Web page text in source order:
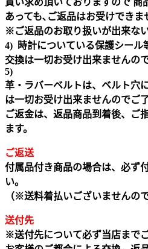
あっても､ご返品はお受けできま
※ご返品のお取り扱いが出来な
4) 時計についている保護シール
交換は一切お受け出来ませんの
5)
革・ラバーベルトは、ベルト穴
は一切お受け出来ませんのでご
ご返金は、返品商品到着後、ご
ます。
ご返送
付属品付き商品の場合は、必ず
い。
（※送料着払いございませんの
送付先
※送付先について必ず当店まで